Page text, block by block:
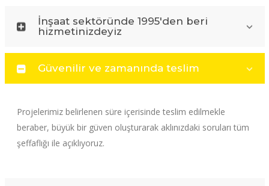
İnşaat sektöründe 1995'den beri
hizmetinizdeyiz
Güvenilir ve zamanında teslim
Projelerimiz belirlenen süre içerisinde teslim edilmekle
beraber, büyük bir güven oluşturarak aklınızdaki soruları tüm
şeffaflığı ile açıklıyoruz.